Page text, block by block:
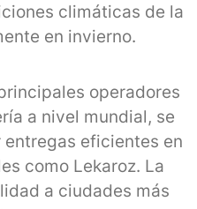
climáticas de la
en invierno.
operadores
a nivel mundial, se
eficientes en
como Lekaroz. La
a ciudades más